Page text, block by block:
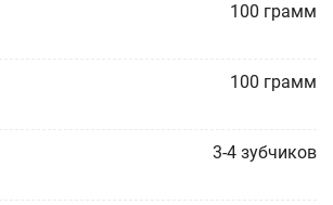
100 грамм
100 грамм
3-4 зубчиков